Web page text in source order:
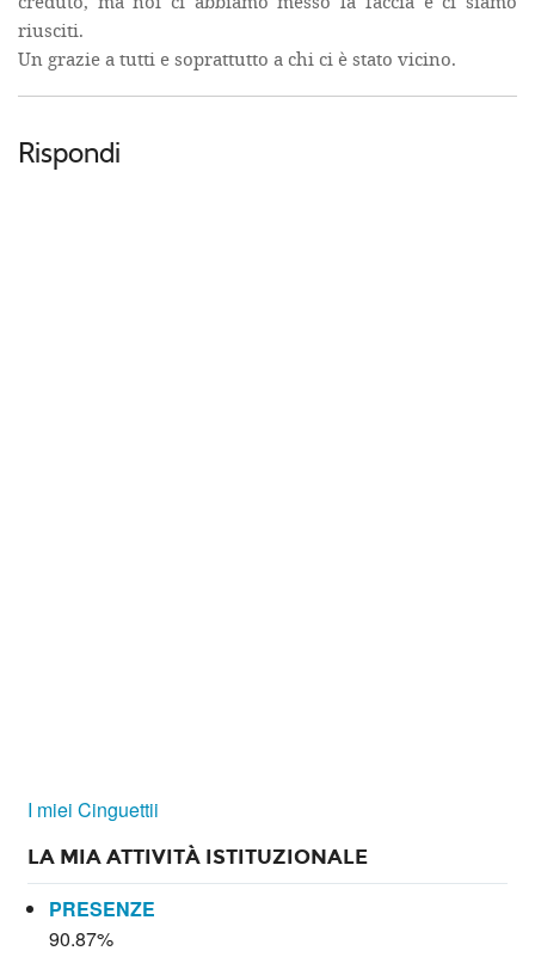
riusciti.
Un grazie a tutti e soprattutto a chi ci è stato vicino.
Rispondi
I miei Cinguettii
LA MIA ATTIVITÀ ISTITUZIONALE
PRESENZE
90.87%